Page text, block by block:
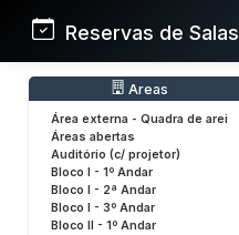
Reservas de
Areas
Área externa - Quadra de arei
Áreas abertas
Auditório (c/ projetor)
Bloco I - 1º Andar
Bloco I - 2ª Andar
Bloco I - 3º Andar
Bloco II - 1º Andar